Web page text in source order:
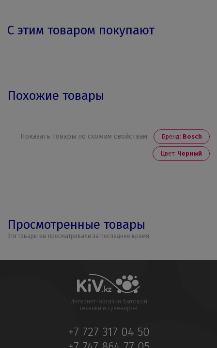
С этим товаром покупают
Похожие товары
Показать товары по схожим свойствам: Бренд: Bosch
Цвет: Черный
Просмотренные товары
Эти товары вы просматривали за последнее время
Интернет-магазин бытовой
техники и сувениров
+7 727 317 04 50